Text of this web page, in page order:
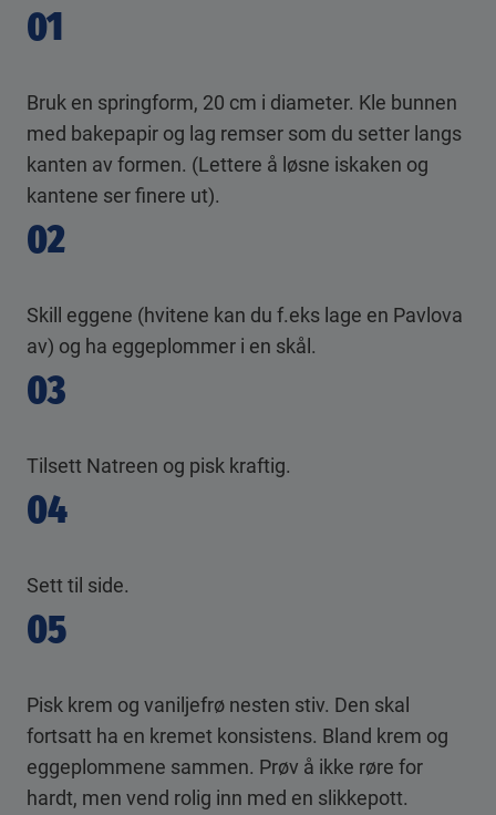
01
Bruk en springform, 20 cm i diameter. Kle bunnen
med bakepapir og lag remser som du setter langs
kanten av formen. (Lettere å løsne iskaken og
kantene ser finere ut).
02
Skill eggene (hvitene kan du f.eks lage en Pavlova
av) og ha eggeplommer i en skål.
03
Tilsett Natreen og pisk kraftig.
04
Sett til side.
05
Pisk krem og vaniljefrø nesten stiv. Den skal
fortsatt ha en kremet konsistens. Bland krem og
eggeplommene sammen. Prøv å ikke røre for
hardt, men vend rolig inn med en slikkepott.